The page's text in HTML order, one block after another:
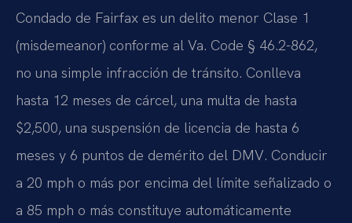
Condado de Fairfax es un delito menor Clase 1
(misdemeanor) conforme al Va. Code § 46.2-862,
no una simple infracción de tránsito. Conlleva
hasta 12 meses de cárcel, una multa de hasta
$2,500, una suspensión de licencia de hasta 6
meses y 6 puntos de demérito del DMV. Conducir
a 20 mph o más por encima del límite señalizado o
a 85 mph o más constituye automáticamente